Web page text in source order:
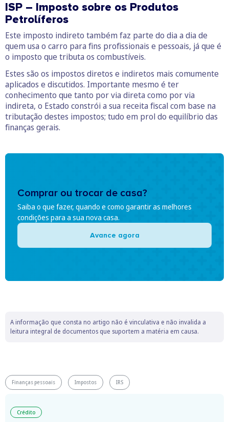
ISP – Imposto sobre os Produtos
Petrolíferos
Este imposto indireto também faz parte do dia a dia de
quem usa o carro para fins profissionais e pessoais, já que é
o imposto que tributa os combustíveis.
Estes são os impostos diretos e indiretos mais comumente
aplicados e discutidos. Importante mesmo é ter
conhecimento que tanto por via direta como por via
indireta, o Estado constrói a sua receita fiscal com base na
tributação destes impostos; tudo em prol do equilíbrio das
finanças gerais.
Comprar ou trocar de casa?
Saiba o que fazer, quando e como garantir as melhores
condições para a sua nova casa.
Avance agora
A informação que consta no artigo não é vinculativa e não invalida a
leitura integral de documentos que suportem a matéria em causa.
Finanças pessoais Impostos IRS
Crédito